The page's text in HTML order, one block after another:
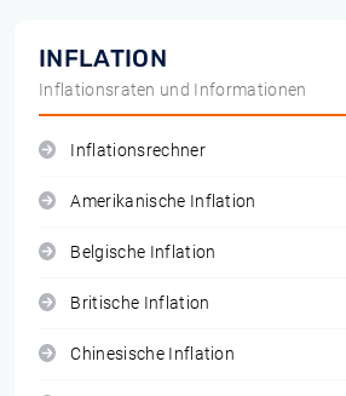
INFLATION
Inflationsraten und Informationen
Inflationsrechner
Amerikanische Inflation
Belgische Inflation
Britische Inflation
Chinesische Inflation